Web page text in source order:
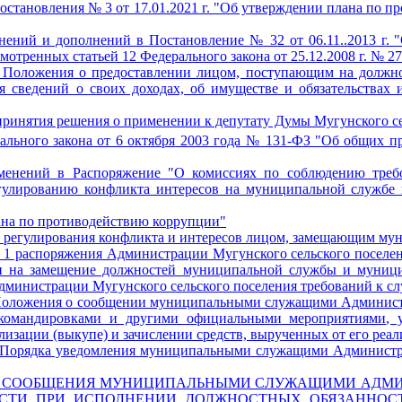
№ 3 от 17.01.2021 г. "Об утверждении плана по
и дополнений в Постановление № 32 от 06.11..2013 г.
статьей 12 Федерального закона от 25.12.2008 г.
о предоставлении лицом, поступающим на
о своих доходах, об имуществе и
решения о применении к депутату Думы Мугунского
закона от 6 октября 2003 года № 131-ФЗ "Об общих
в Распоряжение "О комиссиях по соблюдению
конфликта интересов на муниципальной
по противодействию коррупции"
конфликта и интересов лицом, замещающим
распоряжения Администрации Мугунского сельского
на замещение должностей муниципальной службы и
Мугунского сельского поселения требований к
о сообщении муниципальными служащими
и другими официальными
(выкупе) и зачислении средств, вырученных от его
уведомления муниципальными служащими
СООБЩЕНИЯ МУНИЦИПАЛЬНЫМИ СЛУЖАЩИМИ